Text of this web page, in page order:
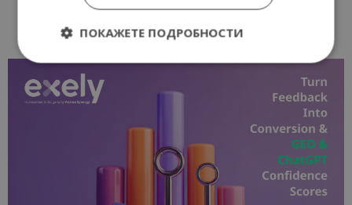
ПОКАЖЕТЕ ПОДРОБНОСТИ
Строго необходимо
Строго необходимите бисквитки позволяват
основната функционалност на уебсайта, като
потребителско влизане и управление на
акаунта. Уебсайтът не може да се използва